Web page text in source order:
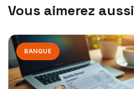
Vous aimerez aussi
BANQUE